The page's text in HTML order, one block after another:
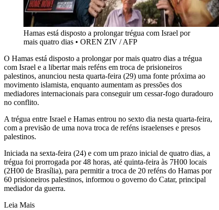
Hamas está disposto a prolongar trégua com Israel por
mais quatro dias • OREN ZIV / AFP
O Hamas está disposto a prolongar por mais quatro dias a trégua
com Israel e a libertar mais reféns em troca de prisioneiros
palestinos, anunciou nesta quarta-feira (29) uma fonte próxima ao
movimento islamista, enquanto aumentam as pressões dos
mediadores internacionais para conseguir um cessar-fogo duradouro
no conflito.
A trégua entre Israel e Hamas entrou no sexto dia nesta quarta-feira,
com a previsão de uma nova troca de reféns israelenses e presos
palestinos.
Iniciada na sexta-feira (24) e com um prazo inicial de quatro dias, a
trégua foi prorrogada por 48 horas, até quinta-feira às 7H00 locais
(2H00 de Brasília), para permitir a troca de 20 reféns do Hamas por
60 prisioneiros palestinos, informou o governo do Catar, principal
mediador da guerra.
Leia Mais